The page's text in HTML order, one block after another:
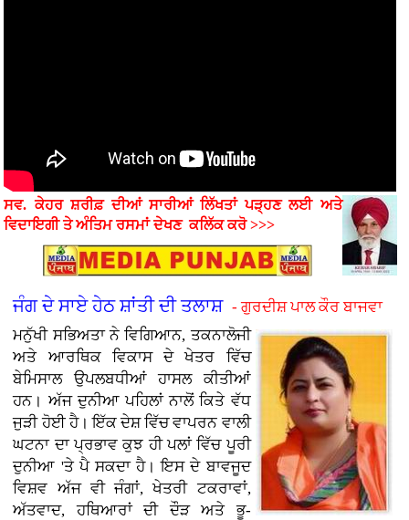
ਸਵ. ਕੇਹਰ ਸ਼ਰੀਫ਼ ਦੀਆਂ ਸਾਰੀਆਂ ਲਿੱਖਤਾਂ ਪੜ੍ਹਣ ਲਈ ਅਤੇ
ਵਿਦਾਇਗੀ ਤੇ ਅੰਤਿਮ ਰਸਮਾਂਦੇਖਣ ਕਲਿੱਕ ਕਰੋ >>>
ਜੰਗ ਦੇ ਸਾਏ ਹੇਠ ਸ਼ਾਂਤੀ ਦੀ ਤਲਾਸ਼- ਗੁਰਦੀਸ਼ ਪਾਲ ਕੌਰ ਬਾਜਵਾ
ਮਨੁੱਖੀ ਸਭਿਅਤਾ ਨੇ ਵਿਗਿਆਨ, ਤਕਨਾਲੋਜੀ
ਅਤੇ ਆਰਥਿਕ ਵਿਕਾਸ ਦੇ ਖੇਤਰ ਵਿੱਚ
ਬੇਮਿਸਾਲ ਉਪਲਬਧੀਆਂ ਹਾਸਲ ਕੀਤੀਆਂ
ਹਨ। ਅੱਜ ਦੁਨੀਆ ਪਹਿਲਾਂ ਨਾਲੋਂ ਕਿਤੇ ਵੱਧ
ਜੁੜੀ ਹੋਈ ਹੈ। ਇੱਕ ਦੇਸ਼ ਵਿੱਚ ਵਾਪਰਨ ਵਾਲੀ
ਘਟਨਾ ਦਾ ਪ੍ਰਭਾਵ ਕੁਝ ਹੀ ਪਲਾਂ ਵਿੱਚ ਪੂਰੀ
ਦੁਨੀਆ 'ਤੇ ਪੈ ਸਕਦਾ ਹੈ। ਇਸ ਦੇ ਬਾਵਜੂਦ
ਵਿਸ਼ਵ ਅੱਜ ਵੀ ਜੰਗਾਂ, ਖੇਤਰੀ ਟਕਰਾਵਾਂ,
ਅੱਤਵਾਦ, ਹਥਿਆਰਾਂ ਦੀ ਦੌੜ ਅਤੇ ਭੂ-